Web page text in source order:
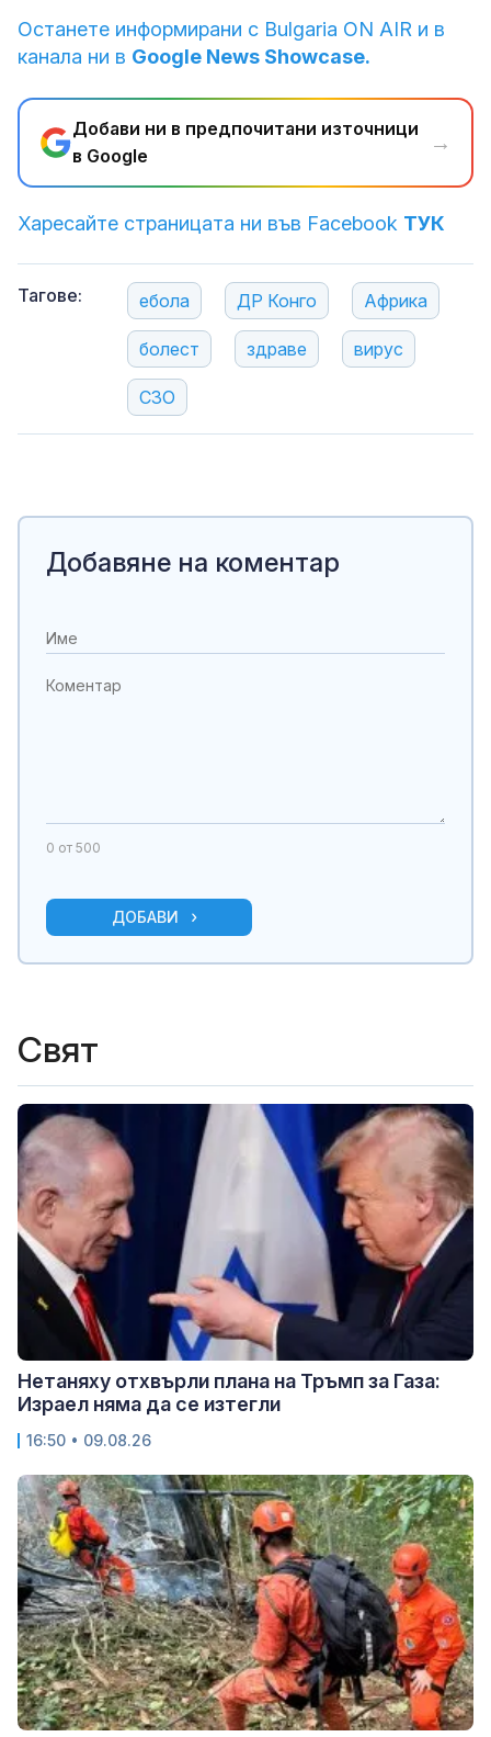
Останете информирани с Bulgaria ON AIR и в
канала ни в Google News Showcase.
Добави ни в предпочитани източници
в Google
→
Харесайте страницата ни във Facebook ТУК
Тагове: ебола ДР Конго Африка
болест здраве вирус
СЗО
Добавяне на коментар
0 от 500
ДОБАВИ
Свят
Нетаняху отхвърли плана на Тръмп за Газа:
Израел няма да се изтегли
16:50 • 09.08.26